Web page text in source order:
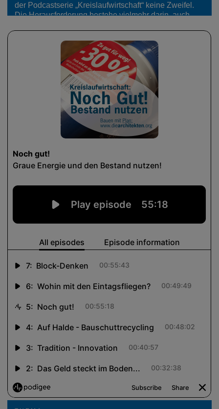
der Podcastserie „Kreislaufwirtschaft“ keine Zweifel.
Die Herausforderung bestehe vielmehr darin, auch
Moderatorin Annette Müller dieses Mal mit Stephan
Haida, Alexander Strub und…